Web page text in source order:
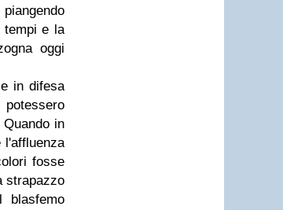
tempi e la
oggi
in difesa
in
l'affluenza
fosse
strapazzo
blasfemo